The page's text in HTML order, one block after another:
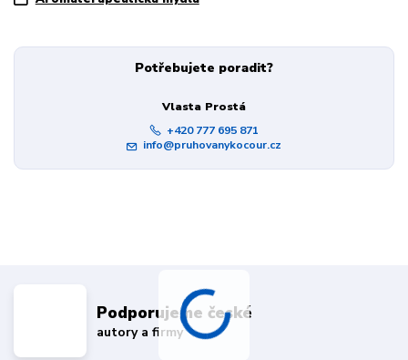
Potřebujete poradit?
Vlasta Prostá
+420 777 695 871
info@pruhovanykocour.cz
Podporujeme české
autory a firmy